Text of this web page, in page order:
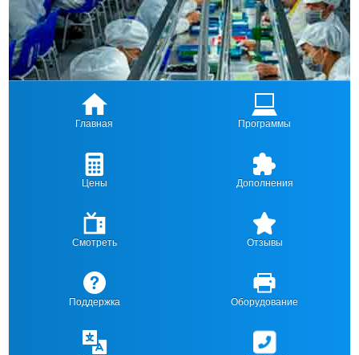
Главная Программы
Цены Дополнения
Смотреть Отзывы
Поддержка Оборудование